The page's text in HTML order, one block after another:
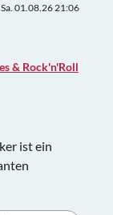
01.08.26 21:06
& Rock'n'Roll
ist ein